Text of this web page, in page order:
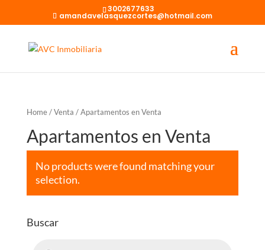
3002677633
amandavelasquezcortes@hotmail.com
Home/Venta / Apartamentos en Venta
Apartamentos en Venta
No products were found matching your
selection.
Buscar